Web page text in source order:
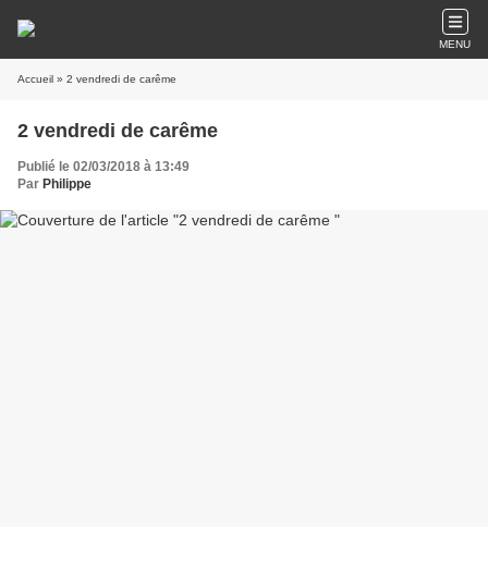
MENU
Accueil » 2 vendredi de carême
2 vendredi de carême
Publié le 02/03/2018 à 13:49
Par Philippe